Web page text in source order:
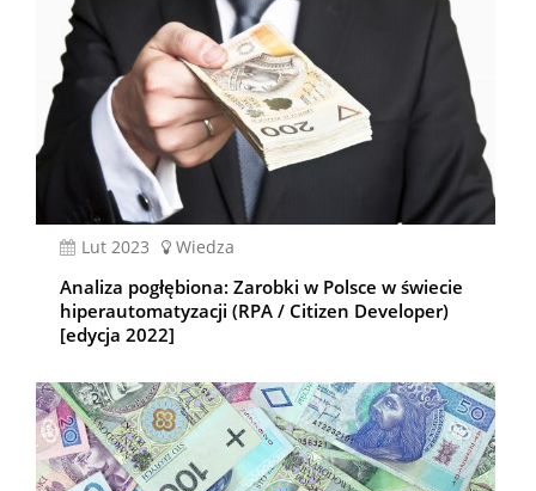
lut 2023 Wiedza
Analiza pogłębiona: Zarobki w Polsce w świecie
hiperautomatyzacji (RPA / Citizen Developer)
[edycja 2022]